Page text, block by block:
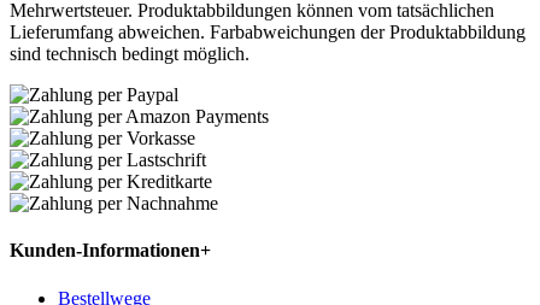
Mehrwertsteuer. Produktabbildungen können vom tatsächlichen
Lieferumfang abweichen. Farbabweichungen der Produktabbildung
sind technisch bedingt möglich.
Kunden-Informationen+
Bestellwege